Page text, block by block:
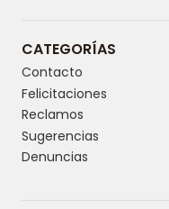
CATEGORÍAS
Contacto
Felicitaciones
Reclamos
Sugerencias
Denuncias